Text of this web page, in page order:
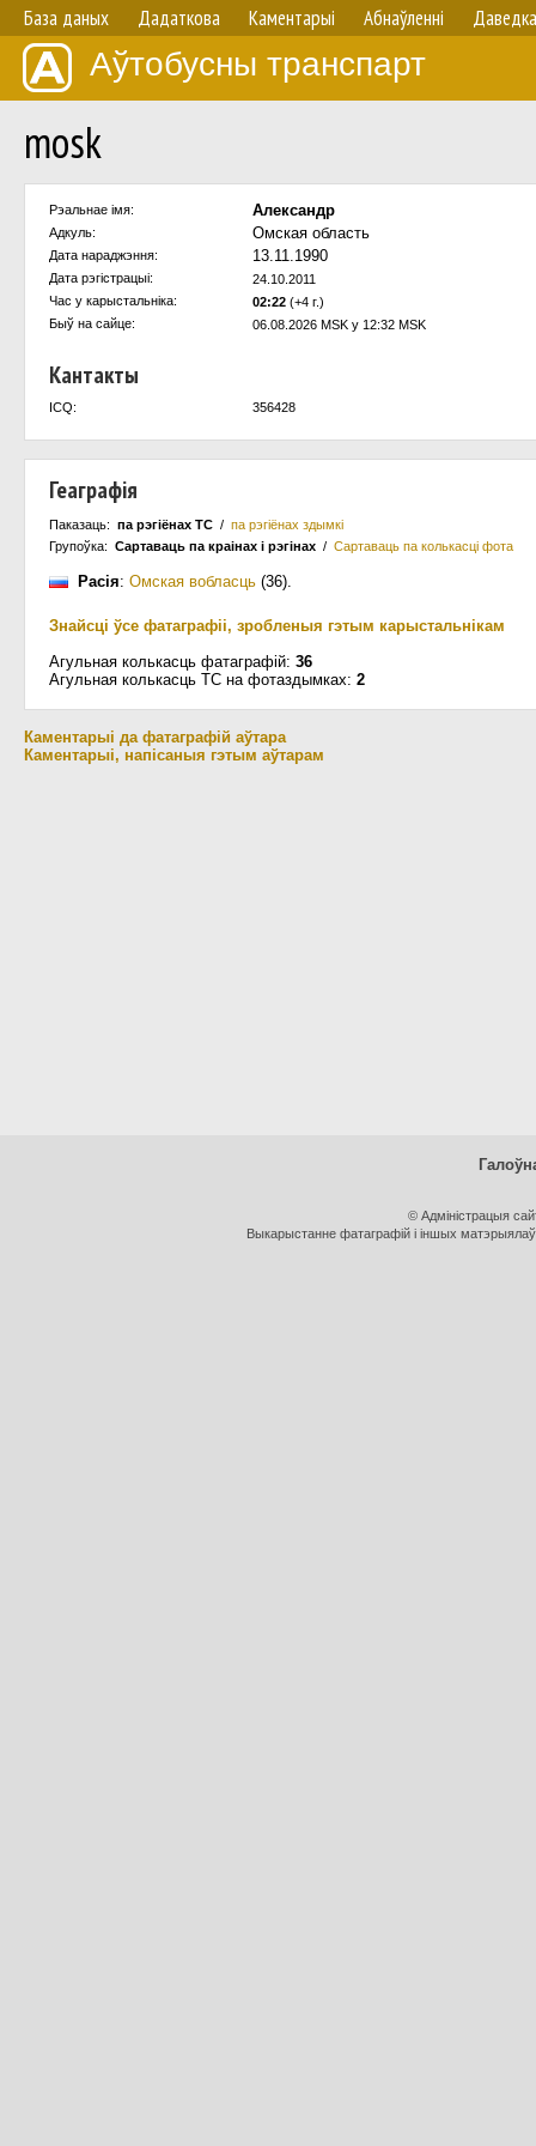
База даных Дадаткова Каментарыі Абнаўленнi Даведка
Аўтобусны транспарт
mosk
Рэальнае імя: Александр
Адкуль: Омская область
Дата нараджэння: 13.11.1990
Дата рэгістрацыі:
24.10.2011
Час у карыстальнiка:
02:22 (+4 г.)
Быў на сайце:
06.08.2026 MSK у 12:32 MSK
Кантакты
ICQ: 356428
Геаграфія
Паказаць: па рэгіёнах ТС / па рэгіёнах здымкі
Групоўка: Сартаваць па краiнах i рэгінах / Сартаваць па колькасцi фота
Расія: Омская вобласць (36).
Знайсці ўсе фатаграфіі, зробленыя гэтым карыстальнікам
Агульная колькасць фатаграфій: 36
Агульная колькасць ТС на фотаздымках: 2
Каментарыі да фатаграфій аўтара
Каментарыі, напісаныя гэтым аўтарам
© Адміністрацыя
Выкарыстанне фатаграфій і іншых